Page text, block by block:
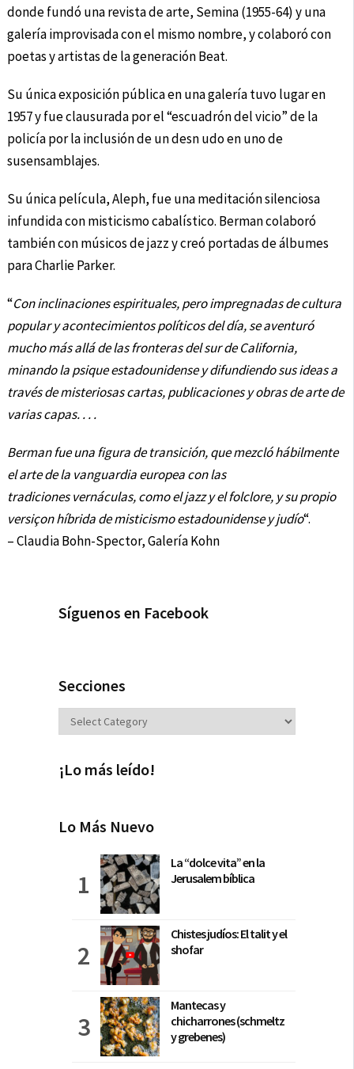
donde fundó una revista de arte, Semina (1955-64) y una
galería improvisada con el mismo nombre, y colaboró con
poetas y artistas de la generación Beat.
Su única exposición pública en una galería tuvo lugar en
1957 y fue clausurada por el “escuadrón del vicio” de la
policía por la inclusión de un desn udo en uno de
susensamblajes.
Su única película, Aleph, fue una meditación silenciosa
infundida con misticismo cabalístico. Berman colaboró
también con músicos de jazz y creó portadas de álbumes
para Charlie Parker.
“Con inclinaciones espirituales, pero impregnadas de cultura
popular y acontecimientos políticos del día, se aventuró
mucho más allá de las fronteras del sur de California,
minando la psique estadounidense y difundiendo sus ideas a
través de misteriosas cartas, publicaciones y obras de arte de
varias capas. . . .
Berman fue una figura de transición, que mezcló hábilmente
el arte de la vanguardia europea con las
tradiciones vernáculas, como el jazz y el folclore, y su propio
versiçon híbrida de misticismo estadounidense y judío“.
– Claudia Bohn-Spector, Galería Kohn
Síguenos en Facebook
Secciones
Secciones
¡Lo más leído!
Lo Más Nuevo
La “dolce vita” en la
Jerusalem bíblica
Chistes judíos: El talit y el
shofar
Mantecas y
chicharrones (schmeltz
y grebenes)